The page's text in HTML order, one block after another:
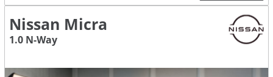
Nissan Micra
1.0 N-Way